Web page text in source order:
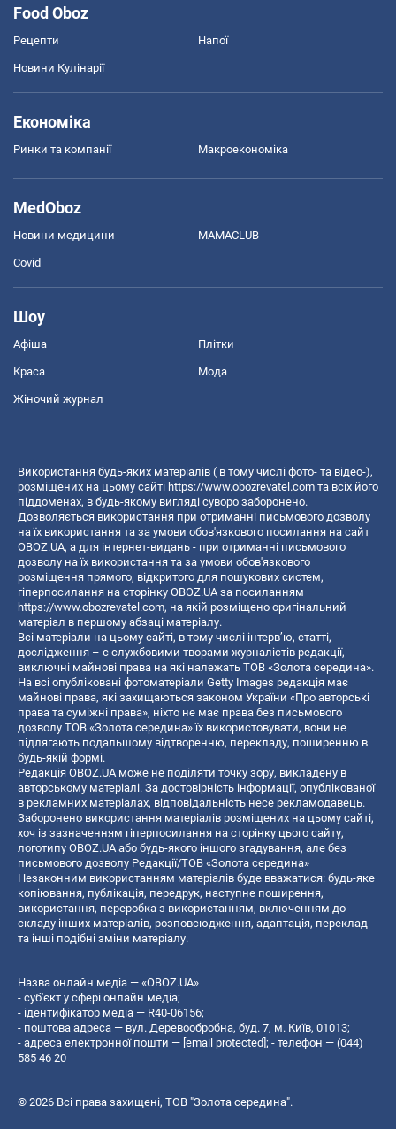
Food Oboz
Рецепти Напої
Новини Кулінарії
Економіка
Ринки та компанії Макроекономіка
MedOboz
Новини медицини MAMACLUB
Covid
Шоу
Афіша Плітки
Краса Мода
Жіночий журнал
Використання будь-яких матеріалів ( в тому числі фото- та відео-),
розміщених на цьому сайті https://www.obozrevatel.com та всіх його
піддоменах, в будь-якому вигляді суворо заборонено.
Дозволяється використання при отриманні письмового дозволу
на їх використання та за умови обов'язкового посилання на сайт
OBOZ.UA, а для інтернет-видань - при отриманні письмового
дозволу на їх використання та за умови обов'язкового
розміщення прямого, відкритого для пошукових систем,
гіперпосилання на сторінку OBOZ.UA за посиланням
https://www.obozrevatel.com, на якій розміщено оригінальний
матеріал в першому абзаці матеріалу.
Всі матеріали на цьому сайті, в тому числі інтерв’ю, статті,
дослідження – є службовими творами журналістів редакції,
виключні майнові права на які належать ТОВ «Золота середина».
На всі опубліковані фотоматеріали Getty Images редакція має
майнові права, які захищаються законом України «Про авторські
права та суміжні права», ніхто не має права без письмового
дозволу ТОВ «Золота середина» їх використовувати, вони не
підлягають подальшому відтворенню, перекладу, поширенню в
будь-якій формі.
Редакція OBOZ.UA може не поділяти точку зору, викладену в
авторському матеріалі. За достовірність інформації, опублікованої
в рекламних матеріалах, відповідальність несе рекламодавець.
Заборонено використання матеріалів розміщених на цьому сайті,
хоч із зазначенням гіперпосилання на сторінку цього сайту,
логотипу OBOZ.UA або будь-якого іншого згадування, але без
письмового дозволу Редакції/ТОВ «Золота середина»
Незаконним використанням матеріалів буде вважатися: будь-яке
копiювання, публiкацiя, передрук, наступне поширення,
використання, переробка з використанням, включенням до
складу інших матеріалів, розповсюдження, адаптація, переклад
та інші подібні зміни матеріалу.
Назва онлайн медіа — «OBOZ.UA»
- суб'єкт у сфері онлайн медіа;
- ідентифікатор медіа — R40-06156;
- поштова адреса — вул. Деревообробна, буд. 7, м. Київ, 01013;
- адреса електронної пошти — [email protected]; - телефон — (044)
585 46 20
© 2026 Всі права захищені, ТОВ "Золота середина".